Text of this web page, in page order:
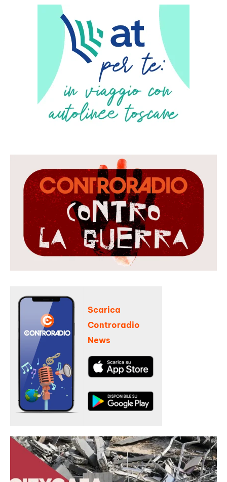
Scarica
Controradio
News